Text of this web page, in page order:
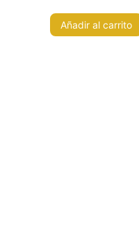
Añadir al carrito